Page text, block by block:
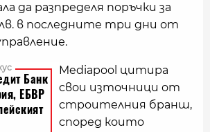
да разпределя поръчки за
в последните три дни от
Mediapool цитира
свои източници от
строителния бранш,
според които